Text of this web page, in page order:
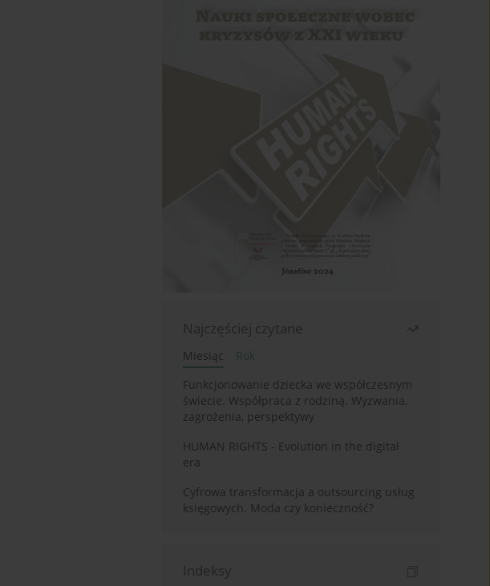
Najczęściej czytane
Miesiąc
Rok
Funkcjonowanie dziecka we współczesnym
świecie. Współpraca z rodziną. Wyzwania,
zagrożenia, perspektywy
HUMAN RIGHTS - Evolution in the digital
era
Cyfrowa transformacja a outsourcing usług
księgowych. Moda czy konieczność?
Indeksy